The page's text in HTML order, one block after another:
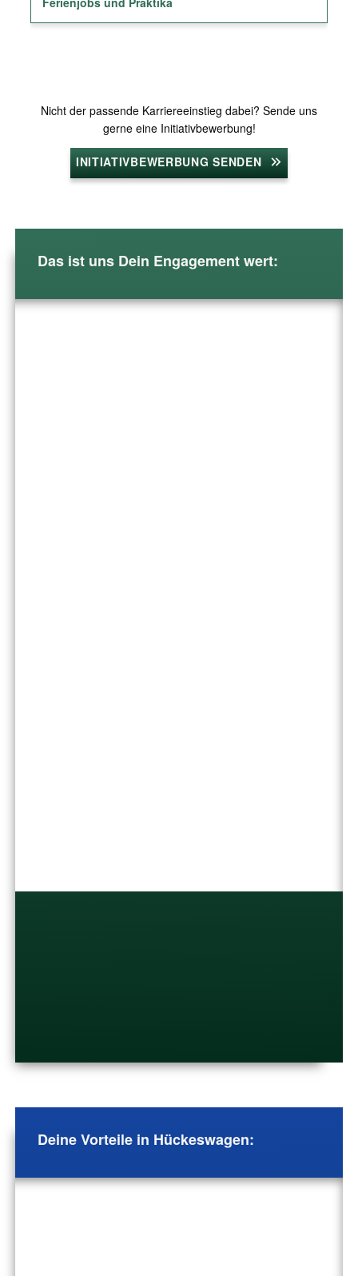
Nicht der passende Karriereeinstieg dabei? Sende uns
gerne eine Initiativbewerbung!
INITIATIVBEWERBUNG SENDEN
Das ist uns Dein Engagement wert:
Deine Vorteile in Hückeswagen: